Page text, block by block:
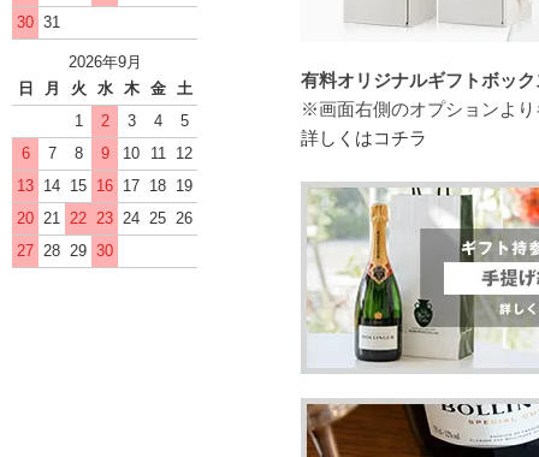
有料オリジナルギフトボッ
※画面右側のオプションよ
詳しくはコチラ
30 31
2026年9月
日
月 火 水 木 金
土
1
2 3 4
5
6
7 8 9 10 11
12
13 14 15 16 17 18 19
20 21 22 23 24 25 26
27 28 29 30